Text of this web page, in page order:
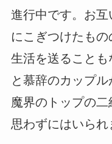
進行中です。お
にこぎつけたも
生活を送ること
と慕辞のカップ
魔界のトップの
思わずにはいられ